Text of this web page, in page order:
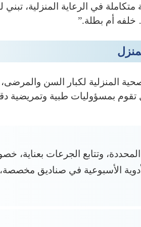
في الرعاية المنزلية، تبني
أم بطلة.”
المنزلية لكبار السن والمرضى،
تقوم بمسؤوليات طبية وتمريضية
وتتابع الجرعات بعناية،
الأسبوعية في صناديق